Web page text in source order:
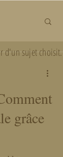
grâce
d'un sujet choisit.